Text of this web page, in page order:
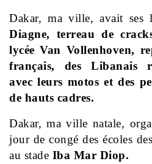
Dakar, ma ville, avait ses
Diagne, terreau de
lycée Van Vollenhoven,
français, des Libanais
avec leurs motos et des
de hauts cadres.
Dakar, ma ville natale,
jour de congé des écoles
au stade Iba Mar Diop.